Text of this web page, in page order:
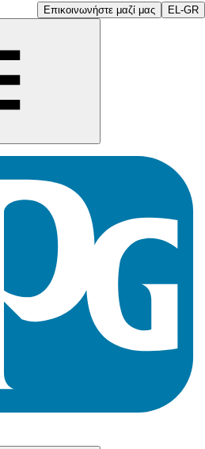
Επικοινωνήστε μαζί μας EL-GR